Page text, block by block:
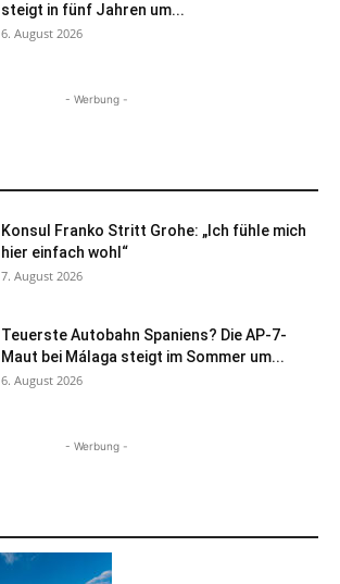
steigt in fünf Jahren um...
6. August 2026
- Werbung -
Konsul Franko Stritt Grohe: „Ich fühle mich
hier einfach wohl“
7. August 2026
Teuerste Autobahn Spaniens? Die AP-7-
Maut bei Málaga steigt im Sommer um...
6. August 2026
- Werbung -